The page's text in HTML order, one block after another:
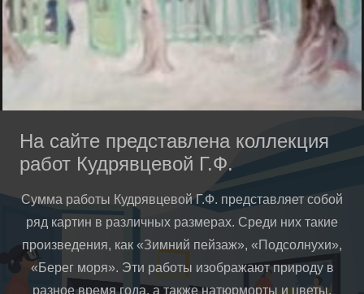
На сайте представлена коллекция
работ Кудрявцевой Г.Ф.
Сумма работы Кудрявцевой Г.Ф. представляет собой
ряд картин в различных размерах. Среди них такие
произведения, как «Зимний пейзаж», «Подсолнухи»,
«Берег моря». Эти работы изображают природу в
разное время года, а также натюрморты и цветы.